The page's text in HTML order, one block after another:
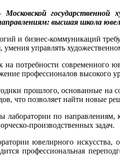
высшая школа
и бизнес-коммуникаций
управлять
потребности современного
профессионалов высокого
прошлого, основанные на
что позволяет найти новые
лаборатории по
производственных задач.
ювелирного искусства,
профессиональная